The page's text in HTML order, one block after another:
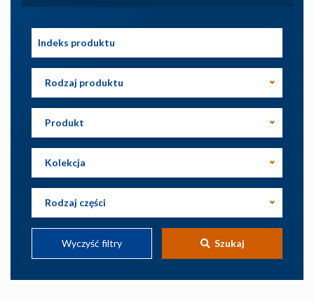
Rodzaj produktu
Produkt
Kolekcja
Rodzaj części
Wyczyść filtry Szukaj